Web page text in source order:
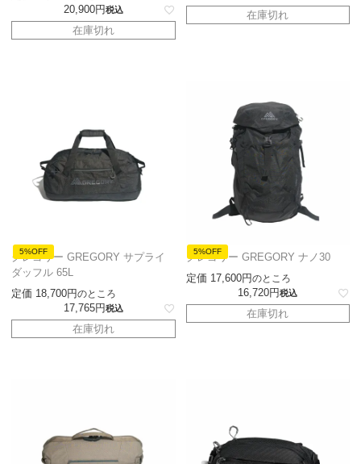
20,900 税込
在庫切れ
在庫切れ
5%OFF
グレゴリー GREGORY サプライ
ダッフル 65L
定価 18,700 のところ
17,765 税込
在庫切れ
5%OFF
グレゴリー GREGORY ナノ30
定価 17,600 のところ
16,720 税込
在庫切れ